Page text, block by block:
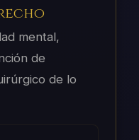
mental,
de
de lo